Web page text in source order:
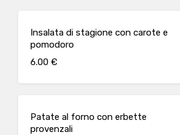
Insalata di stagione con carote e
pomodoro
6.00 €
Patate al forno con erbette
provenzali